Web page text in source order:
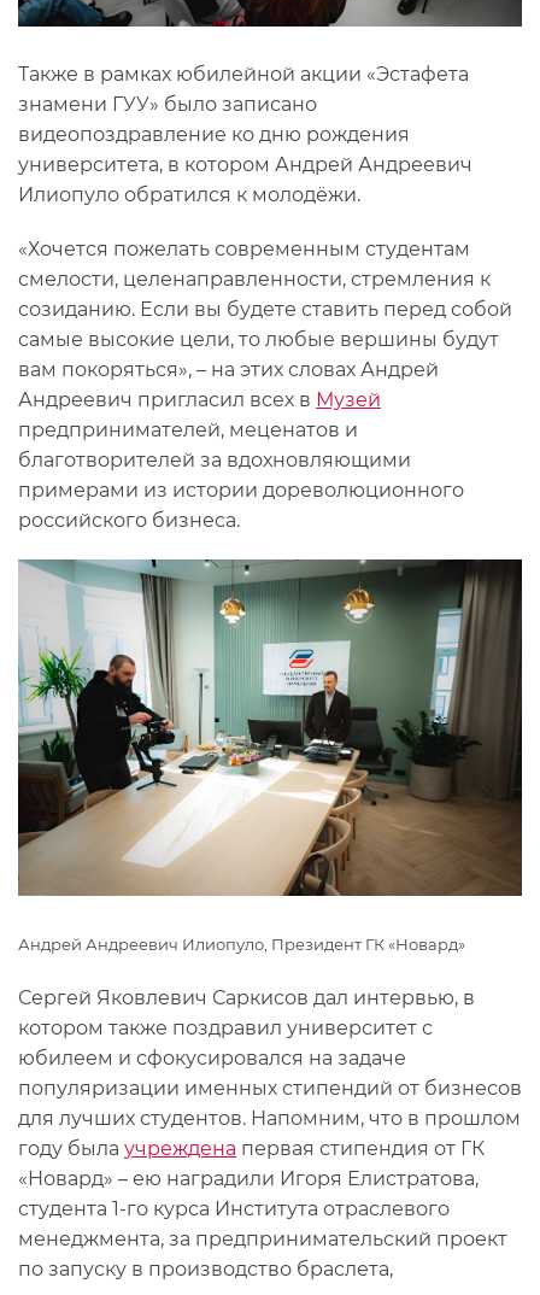
Также в рамках юбилейной акции «Эстафета
знамени ГУУ» было записано
видеопоздравление ко дню рождения
университета, в котором Андрей Андреевич
Илиопуло обратился к молодёжи.
«Хочется пожелать современным студентам
смелости, целенаправленности, стремления к
созиданию. Если вы будете ставить перед собой
самые высокие цели, то любые вершины будут
вам покоряться», – на этих словах Андрей
Андреевич пригласил всех в Музей
предпринимателей, меценатов и
благотворителей за вдохновляющими
примерами из истории дореволюционного
российского бизнеса.
Андрей Андреевич Илиопуло, Президент ГК «Новард»
Сергей Яковлевич Саркисов дал интервью, в
котором также поздравил университет с
юбилеем и сфокусировался на задаче
популяризации именных стипендий от бизнесов
для лучших студентов. Напомним, что в прошлом
году была учреждена первая стипендия от ГК
«Новард» – ею наградили Игоря Елистратова,
студента 1-го курса Института отраслевого
менеджмента, за предпринимательский проект
по запуску в производство браслета,